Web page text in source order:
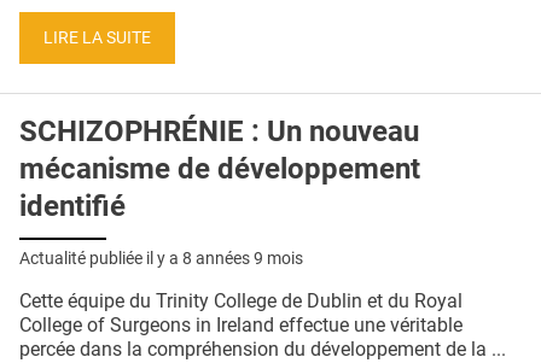
CONDITIONS GÉNÉRALES
CRÉDITS
LIRE LA SUITE
SCHIZOPHRÉNIE : Un nouveau
mécanisme de développement
identifié
Actualité publiée il y a 8 années 9 mois
Cette équipe du Trinity College de Dublin et du Royal
College of Surgeons in Ireland effectue une véritable
percée dans la compréhension du développement de la ...